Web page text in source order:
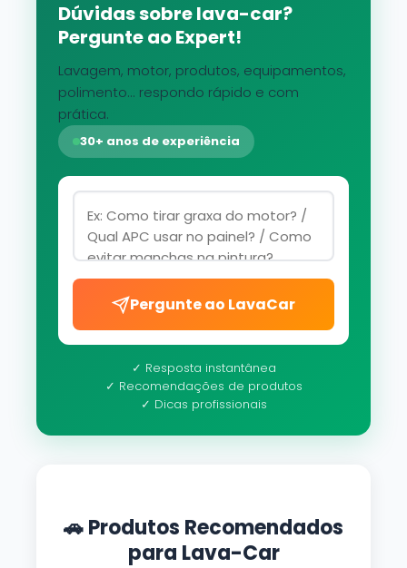
Dúvidas sobre lava-car?
Pergunte ao Expert!
Lavagem, motor, produtos, equipamentos,
polimento... respondo rápido e com
prática.
30+ anos de experiência
Pergunte ao LavaCar
✓ Resposta instantânea
✓ Recomendações de produtos
✓ Dicas profissionais
🚗 Produtos Recomendados
para Lava-Car